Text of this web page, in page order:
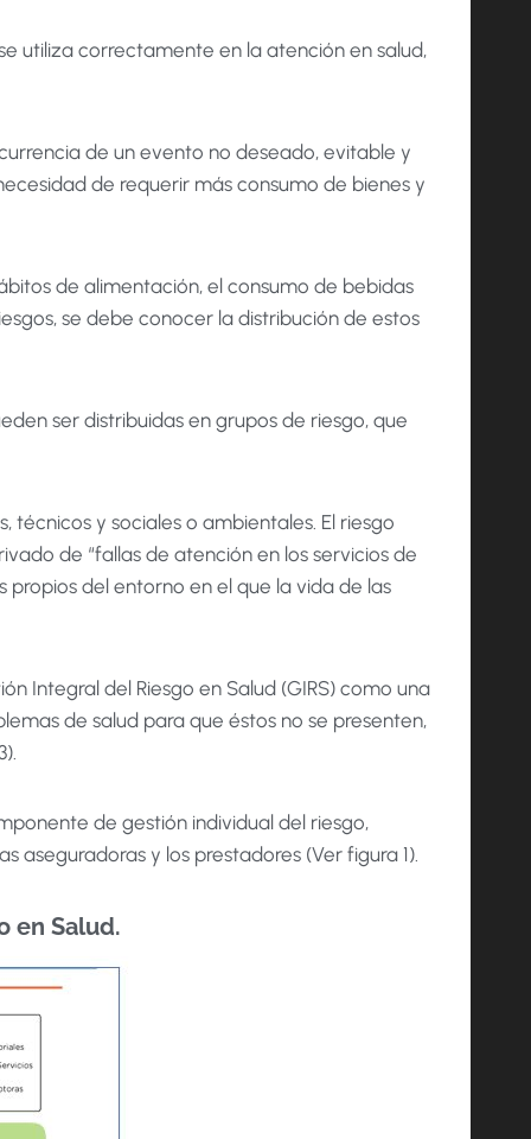
utiliza correctamente en la atención en salud,
de un evento no deseado, evitable y
de requerir más consumo de bienes y
de alimentación, el consumo de bebidas
se debe conocer la distribución de estos
ser distribuidas en grupos de riesgo, que
técnicos y sociales o ambientales. El riesgo
de “fallas de atención en los servicios de
del entorno en el que la vida de las
Integral del Riesgo en Salud (GIRS) como una
de salud para que éstos no se presenten,
de gestión individual del riesgo,
y los prestadores (Ver figura 1).
en Salud.